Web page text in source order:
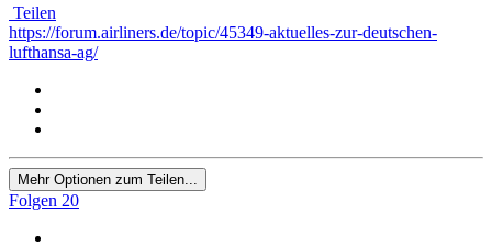
Teilen
https://forum.airliners.de/topic/45349-aktuelles-zur-deutschen-
lufthansa-ag/
Mehr Optionen zum Teilen...
Folgen 20